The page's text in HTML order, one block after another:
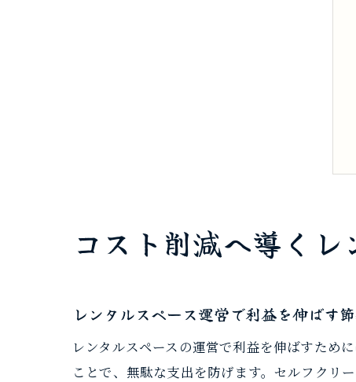
コスト削減へ導く
レンタルスペース運営で利益を伸ばす
レンタルスペースの運営で利益を伸ばすため
ことで、無駄な支出を防げます。セルフクリ